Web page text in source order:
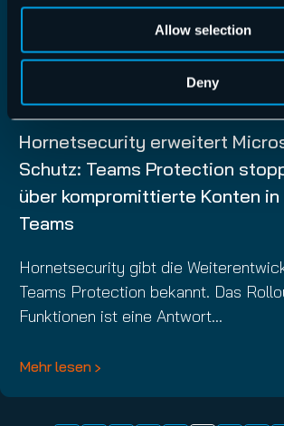
Allow selection
Deny
Pressemitteilung
Hornetsecurity erweitert
Schutz: Teams Protection
über kompromittierte Konten
Teams
Hornetsecurity gibt die
Teams Protection bekannt. Das
Funktionen ist eine Antwort…
Mehr lesen